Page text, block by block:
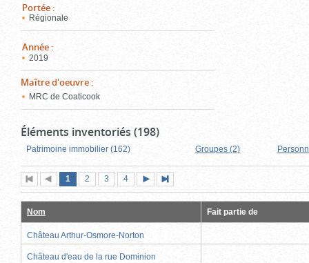
Portée :
Régionale
Année :
2019
Maître d'oeuvre :
MRC de Coaticook
Éléments inventoriés (198)
Patrimoine immobilier (162) Groupes (2)
Première
page
Page
précédente
Page
1 (page
actuelle)
Page
2 Page
3 Page
4
suivante
page
Nom Fait partie de
Château Arthur-Osmore-Norton
Château d'eau de la rue Dominion